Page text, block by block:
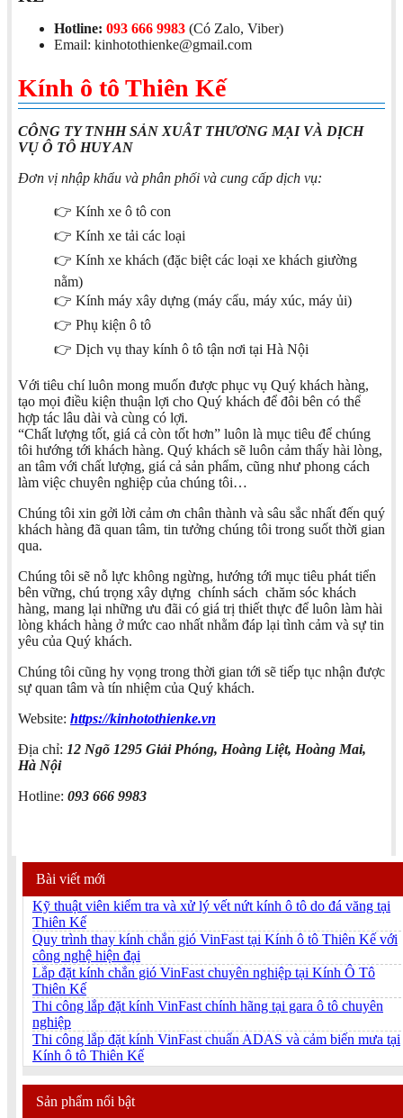
Hotline: 093 666 9983 (Có Zalo, Viber)
Email: kinhotothienke@gmail.com
Kính ô tô Thiên Kế
CÔNG TY TNHH SẢN XUÂT THƯƠNG MẠI VÀ DỊCH
VỤ Ô TÔ HUY AN
Đơn vị nhập khẩu và phân phối và cung cấp dịch vụ:
👉 Kính xe ô tô con
👉 Kính xe tải các loại
👉 Kính xe khách (đặc biệt các loại xe khách giường
nằm)
👉 Kính máy xây dựng (máy cẩu, máy xúc, máy ủi)
👉 Phụ kiện ô tô
👉 Dịch vụ thay kính ô tô tận nơi tại Hà Nội
Với tiêu chí luôn mong muốn được phục vụ Quý khách hàng,
tạo mọi điều kiện thuận lợi cho Quý khách để đôi bên có thể
hợp tác lâu dài và cùng có lợi.
“Chất lượng tốt, giá cả còn tốt hơn” luôn là mục tiêu để chúng
tôi hướng tới khách hàng. Quý khách sẽ luôn cảm thấy hài lòng,
an tâm với chất lượng, giá cả sản phẩm, cũng như phong cách
làm việc chuyên nghiệp của chúng tôi…
Chúng tôi xin gởi lời cảm ơn chân thành và sâu sắc nhất đến quý
khách hàng đã quan tâm, tin tưởng chúng tôi trong suốt thời gian
qua.
Chúng tôi sẽ nỗ lực không ngừng, hướng tới mục tiêu phát tiển
bên vững, chú trọng xây dựng chính sách chăm sóc khách
hàng, mang lại những ưu đãi có giá trị thiết thực để luôn làm hài
lòng khách hàng ở mức cao nhất nhằm đáp lại tình cảm và sự tin
yêu của Quý khách.
Chúng tôi cũng hy vọng trong thời gian tới sẽ tiếp tục nhận được
sự quan tâm và tín nhiệm của Quý khách.
Website: https://kinhotothienke.vn
Địa chỉ: 12 Ngõ 1295 Giải Phóng, Hoàng Liệt, Hoàng Mai,
Hà Nội
Hotline: 093 666 9983
Bài viết mới
Kỹ thuật viên kiểm tra và xử lý vết nứt kính ô tô do đá văng tại
Thiên Kế
Quy trình thay kính chắn gió VinFast tại Kính ô tô Thiên Kế với
công nghệ hiện đại
Lắp đặt kính chắn gió VinFast chuyên nghiệp tại Kính Ô Tô
Thiên Kế
Thi công lắp đặt kính VinFast chính hãng tại gara ô tô chuyên
nghiệp
Thi công lắp đặt kính VinFast chuẩn ADAS và cảm biến mưa tại
Kính ô tô Thiên Kế
Sản phẩm nổi bật